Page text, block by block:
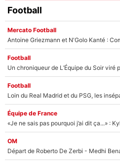
Football
Mercato Football
Football
Football
Équipe de France
OM